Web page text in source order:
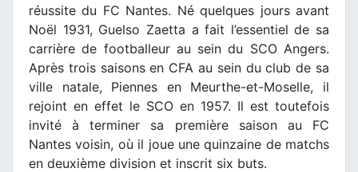
réussite du FC Nantes. Né quelques jours avant
Noël 1931, Guelso Zaetta a fait l’essentiel de sa
carrière de footballeur au sein du SCO Angers.
Après trois saisons en CFA au sein du club de sa
ville natale, Piennes en Meurthe-et-Moselle, il
rejoint en effet le SCO en 1957. Il est toutefois
invité à terminer sa première saison au FC
Nantes voisin, où il joue une quinzaine de matchs
en deuxième division et inscrit six buts.